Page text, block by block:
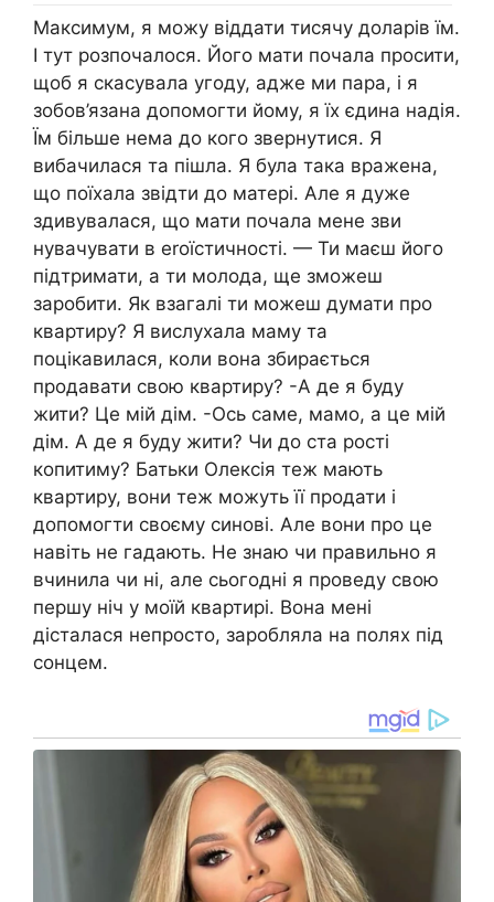
Максимум, я можу віддати тисячу доларів їм.
І тут розпочалося. Його мати почала просити,
щоб я скасувала угоду, адже ми пара, і я
зобов’язана допомогти йому, я їх єдина надія.
Їм більше нема до кого звернутися. Я
вибачилася та пішла. Я була така вражена,
що поїхала звідти до матері. Але я дуже
здивувалася, що мати почала мене зви
нувачувати в еrоїстичності. — Ти маєш його
підтримати, а ти молода, ще зможеш
заробити. Як взагалі ти можеш думати про
квартиру? Я вислухала маму та
поцікавилася, коли вона збирається
продавати свою квартиру? -А де я буду
жити? Це мій дім. -Ось саме, мамо, а це мій
дім. А де я буду жити? Чи до ста рості
копитиму? Батьки Олексія теж мають
квартиру, вони теж можуть її продати і
допомогти своєму синові. Але вони про це
навіть не гадають. Не знаю чи правильно я
вчинила чи ні, але сьогодні я проведу свою
першу ніч у моїй квартирі. Вона мені
дісталася непросто, заробляла на полях під
сонцем.